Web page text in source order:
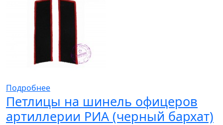
Подробнее
Петлицы на шинель офицеров
артиллерии РИА (черный бархат)